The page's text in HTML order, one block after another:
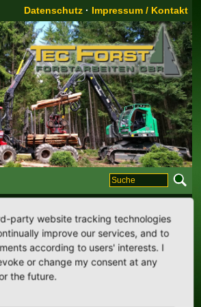
Datenschutz· Impressum / Kontakt
party website tracking technologies
improve our services, and to
according to users' interests. I
or change my consent at any
the future.